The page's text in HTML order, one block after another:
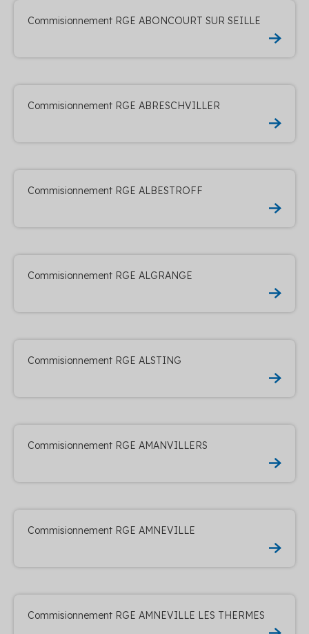
Commisionnement RGE ABONCOURT SUR SEILLE
Commisionnement RGE ABRESCHVILLER
Commisionnement RGE ALBESTROFF
Commisionnement RGE ALGRANGE
Commisionnement RGE ALSTING
Commisionnement RGE AMANVILLERS
Commisionnement RGE AMNEVILLE
Commisionnement RGE AMNEVILLE LES THERMES